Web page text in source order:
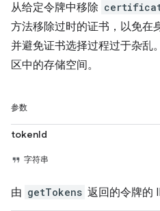
从给定令牌中移除
方法移除过时的证书，以免在
并避免证书选择过程过于杂乱
区中的存储空间。
参数
tokenId
字符串
由 getTokens 返回的令牌的